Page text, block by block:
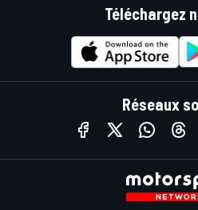
Téléchargez
Réseaux